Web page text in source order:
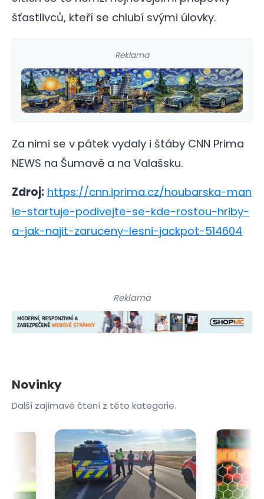
šťastlivců, kteří se chlubí svými úlovky.
Reklama
Za nimi se v pátek vydaly i štáby CNN Prima
NEWS na Šumavě a na Valašsku.
Zdroj: https://cnn.iprima.cz/houbarska-man
ie-startuje-podivejte-se-kde-rostou-hriby-
a-jak-najit-zaruceny-lesni-jackpot-514604
Reklama
Novinky
Další zajímavé čtení z této kategorie.